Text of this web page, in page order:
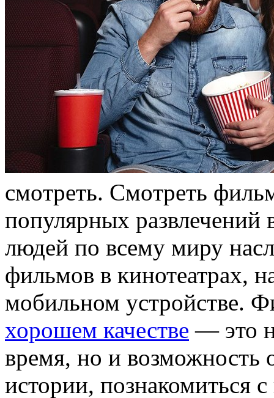
смoтрeть. Смoтрeть
популярных
людей по всему миру
фильмов в кинотеатрах,
мобильном устройстве.
хорошем качестве — это
время, но и возможность
истории, познакомиться